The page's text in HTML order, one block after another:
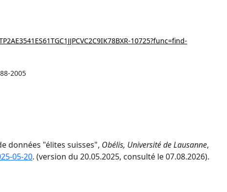
10725?func=find-
2005
données "élites suisses", Obélis, Université de Lausanne,
05-20. (version du 20.05.2025, consulté le 07.08.2026).